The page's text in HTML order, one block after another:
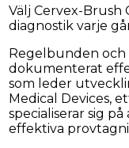
Välj Cervex-
diagnostik varje
Regelbunden
dokumenterat
som leder
Medical Devices,
specialiserar sig
effektiva